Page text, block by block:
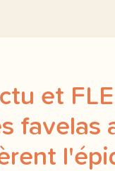
et
favelas